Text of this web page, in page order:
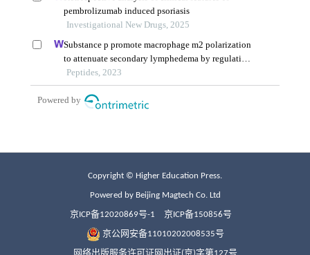
Copyright © Higher Education Press.
Powered by Beijing Magtech Co. Ltd
京ICP备12020869号-1 京ICP备150856号
京公网安备11010202008535号